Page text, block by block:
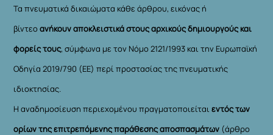
Τα πνευματικά δικαιώματα κάθε άρθρου, εικόνας ή
βίντεοανήκουν αποκλειστικά στους αρχικούς δημιουργούς και
φορείς τους, σύμφωνα με τον Νόμο 2121/1993 και την Ευρωπαϊκή
Οδηγία 2019/790 (ΕΕ) περί προστασίας της πνευματικής
ιδιοκτησίας.
Η αναδημοσίευση περιεχομένου πραγματοποιείταιεντός των
ορίων της επιτρεπόμενης παράθεσης αποσπασμάτων (άρθρο